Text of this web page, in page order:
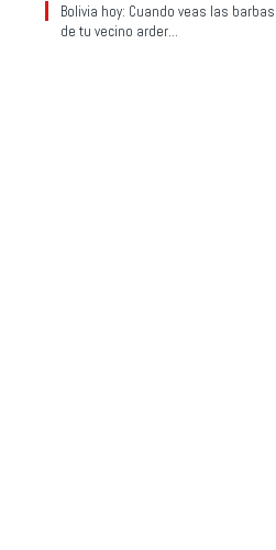
Bolivia hoy: Cuando veas las barbas
de tu vecino arder…